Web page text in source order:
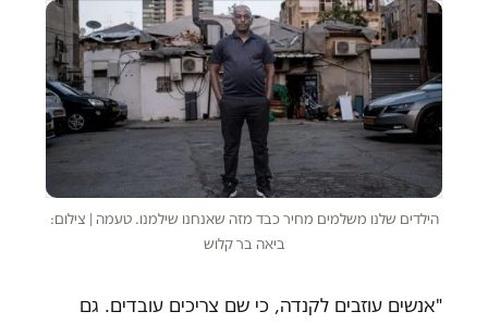
הילדים שלנו משלמים מחיר כבד מזה שאנחנו שילמנו. טעמה | צילום:
ביאה בר קלוש
"אנשים עוזבים לקנדה, כי שם צריכים עובדים. גם